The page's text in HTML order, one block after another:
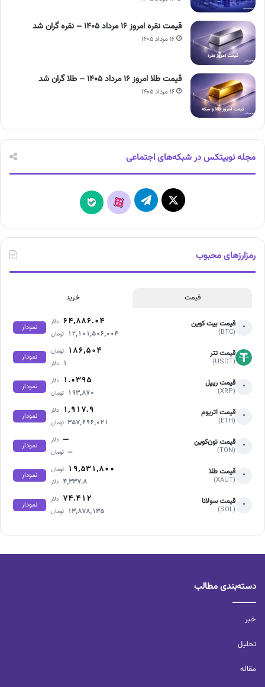
قیمت نقره امروز ۱۶ مرداد ۱۴۰۵ – نقره گران شد
۱۶ مرداد ۱۴۰۵
قیمت طلا امروز ۱۶ مرداد ۱۴۰۵ – طلا گران شد
۱۶ مرداد ۱۴۰۵
مجله نوبیتکس در شبکه‌های اجتماعی
X تلگرام آپارات بله
رمزارزهای محبوب
قیمت خرید
• قیمت بیت کوین
(BTC)
۶۴,۸۸۶.۰۴ دلار
۱۲,۱۰۱,۵۰۶,۰۰۴ تومان
نمودار
قیمت تتر
(USDT)
۱۸۶,۵۰۴ تومان
۱ دلار
نمودار
• قیمت ریپل
(XRP)
۱.۰۳۹۵ دلار
۱۹۳,۸۷۰ تومان
نمودار
• قیمت اتریوم
(ETH)
۱,۹۱۷.۹ دلار
۳۵۷,۶۹۶,۰۲۱ تومان
نمودار
• قیمت تون‌کوین
(TON)
— دلار
— تومان
نمودار
• قیمت طلا
(XAUT)
۱۹,۵۳۱,۸۰۰ تومان
۴,۳۳۷.۸ دلار
نمودار
• قیمت سولانا
(SOL)
۷۴.۴۱۲ دلار
۱۳,۸۷۸,۱۳۵ تومان
نمودار
دسته‌بندی مطالب
خبر
تحلیل‌
مقاله